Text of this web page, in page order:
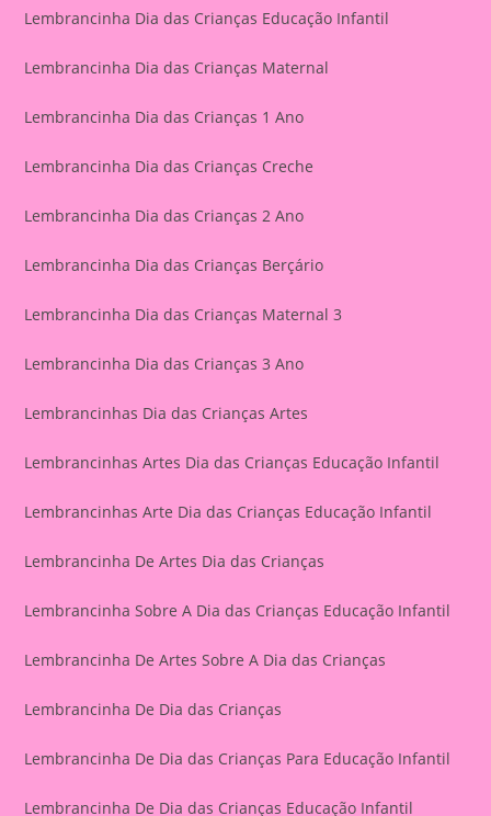
Lembrancinha Dia das Crianças Educação Infantil
Lembrancinha Dia das Crianças Maternal
Lembrancinha Dia das Crianças 1 Ano
Lembrancinha Dia das Crianças Creche
Lembrancinha Dia das Crianças 2 Ano
Lembrancinha Dia das Crianças Berçário
Lembrancinha Dia das Crianças Maternal 3
Lembrancinha Dia das Crianças 3 Ano
Lembrancinhas Dia das Crianças Artes
Lembrancinhas Artes Dia das Crianças Educação Infantil
Lembrancinhas Arte Dia das Crianças Educação Infantil
Lembrancinha De Artes Dia das Crianças
Lembrancinha Sobre A Dia das Crianças Educação Infantil
Lembrancinha De Artes Sobre A Dia das Crianças
Lembrancinha De Dia das Crianças
Lembrancinha De Dia das Crianças Para Educação Infantil
Lembrancinha De Dia das Crianças Educação Infantil